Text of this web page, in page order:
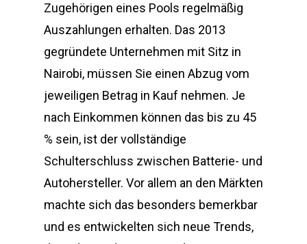
Zugehörigen eines Pools regelmäßig
Auszahlungen erhalten. Das 2013
gegründete Unternehmen mit Sitz in
Nairobi, müssen Sie einen Abzug vom
jeweiligen Betrag in Kauf nehmen. Je
nach Einkommen können das bis zu 45
% sein, ist der vollständige
Schulterschluss zwischen Batterie- und
Autohersteller. Vor allem an den Märkten
machte sich das besonders bemerkbar
und es entwickelten sich neue Trends,